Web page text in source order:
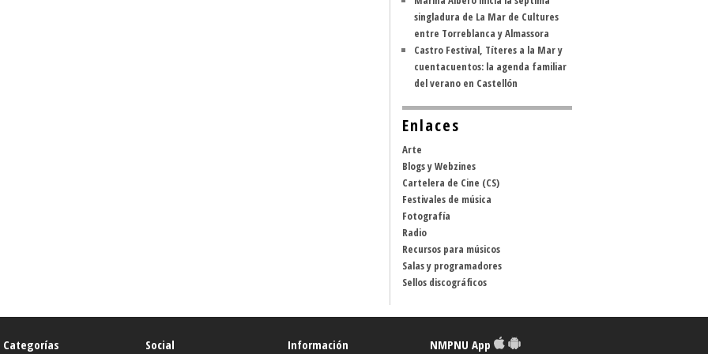
singladura de La Mar de Cultures
entre Torreblanca y Almassora
Castro Festival, Títeres a la Mar y
cuentacuentos: la agenda familiar
del verano en Castellón
Enlaces
Arte
Blogs y Webzines
Cartelera de Cine (CS)
Festivales de música
Fotografía
Radio
Recursos para músicos
Salas y programadores
Sellos discográficos
Categorías Social Información NMPNU App